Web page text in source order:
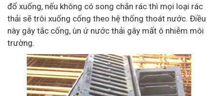
đổ xuống, nếu không có song chắn rác thì mọi loại rác
thải sẽ trôi xuống cống theo hệ thống thoát nước. Điều
này gây tắc cống, ùn ứ nước thải gây mất ô nhiễm môi
trường.